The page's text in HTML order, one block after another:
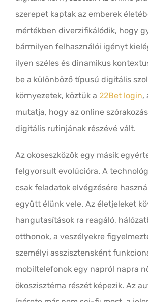
szerepet kaptak az emberek
mértékben diverzifikálódik, hogy
bármilyen felhasználói igényt
ilyen széles és dinamikus
be a különböző típusú digitális
környezetek, köztük a 22Bet login,
mutatja, hogy az online
digitális rutinjának részévé vált.
Az okoseszközök egy másik
felgyorsult evolúcióra. A
csak feladatok elvégzésére
együtt élünk vele. Az életjeleket
hangutasítások ra reagáló,
otthonok, a veszélyekre
személyi asszisztensként
mobiltelefonok egy napról napra
ökoszisztéma részét képezik. Az